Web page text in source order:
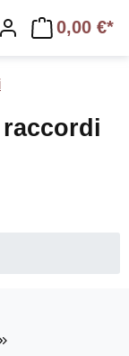
0 articoli nella
0,00 €*